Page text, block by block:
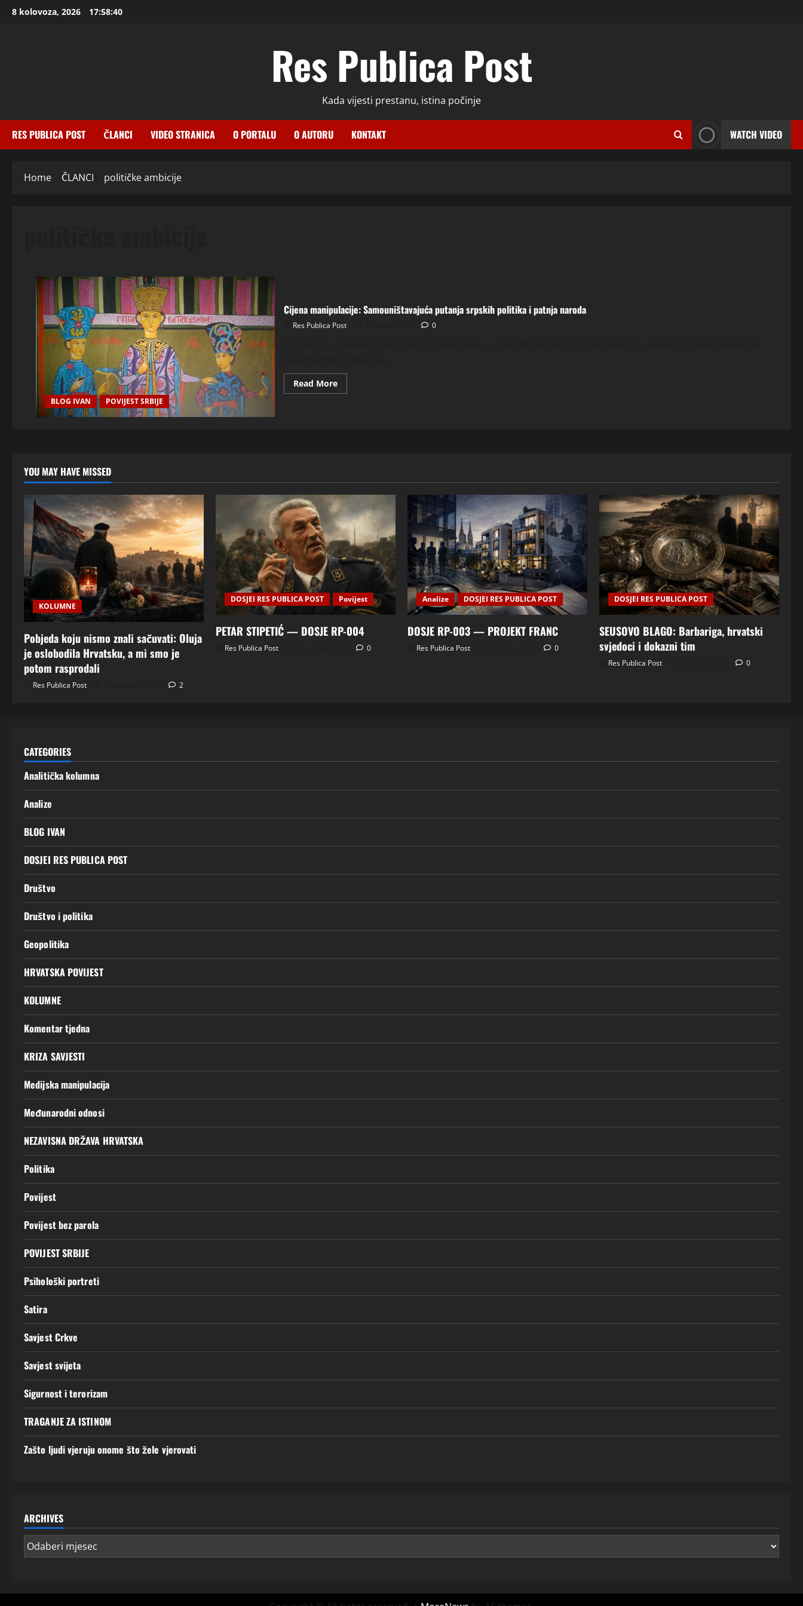
Skip8 kolovoza, 2026 17:58:40
Res Publica Post
Kada vijesti prestanu, istina počinje
RES PUBLICA POST ČLANCI VIDEO STRANICA O PORTALU O AUTORU KONTAKT WATCH VIDEO
Home ČLANCI političke ambicije
BLOG IVAN POVIJEST SRBIJE
Cijena manipulacije: Samouništavajuća putanja srpskih politika i patnja naroda
Res Publica Post 0
Read MoreRead
more
YOU MAY HAVE MISSED
KOLUMNE
Pobjeda koju nismo znali sačuvati: Oluja
je oslobodila Hrvatsku, a mi smo je
potom rasprodali
Res Publica Post 2
DOSJEI RES PUBLICA POST Povijest
PETAR STIPETIĆ — DOSJE RP-004
Res Publica Post 0
Analize DOSJEI RES PUBLICA POST
DOSJE RP-003 — PROJEKT FRANC
Res Publica Post 0
DOSJEI RES PUBLICA POST
SEUSOVO BLAGO: Barbariga, hrvatski
svjedoci i dokazni tim
Res Publica Post 0
CATEGORIES
Analitička kolumna
Analize
BLOG IVAN
DOSJEI RES PUBLICA POST
Društvo
Društvo i politika
Geopolitika
HRVATSKA POVIJEST
KOLUMNE
Komentar tjedna
KRIZA SAVJESTI
Medijska manipulacija
Međunarodni odnosi
NEZAVISNA DRŽAVA HRVATSKA
Politika
Povijest
Povijest bez parola
POVIJEST SRBIJE
Psihološki portreti
Satira
Savjest Crkve
Savjest svijeta
Sigurnost i terorizam
TRAGANJE ZA ISTINOM
Zašto ljudi vjeruju onome što žele vjerovati
ARCHIVES